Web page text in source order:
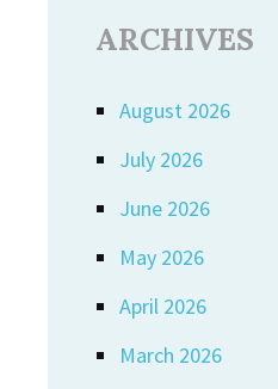
ARCHIVES
August 2026
July 2026
June 2026
May 2026
April 2026
March 2026